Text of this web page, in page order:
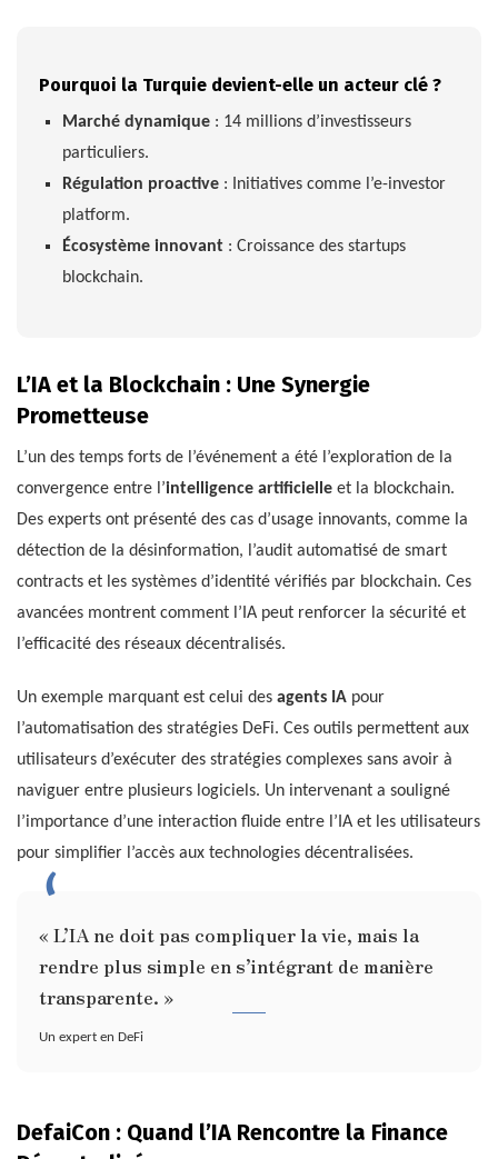
Pourquoi la Turquie devient-elle un acteur clé ?
Marché dynamique: 14 millions d’investisseurs
particuliers.
Régulation proactive: Initiatives comme l’e-investor
platform.
Écosystème innovant: Croissance des startups
blockchain.
L’IA et la Blockchain : Une Synergie
Prometteuse
L’un des temps forts de l’événement a été l’exploration de la
convergence entre l’intelligence artificielle et la blockchain.
Des experts ont présenté des cas d’usage innovants, comme la
détection de la désinformation, l’audit automatisé de smart
contracts et les systèmes d’identité vérifiés par blockchain. Ces
avancées montrent comment l’IA peut renforcer la sécurité et
l’efficacité des réseaux décentralisés.
Un exemple marquant est celui des agents IA pour
l’automatisation des stratégies DeFi. Ces outils permettent aux
utilisateurs d’exécuter des stratégies complexes sans avoir à
naviguer entre plusieurs logiciels. Un intervenant a souligné
l’importance d’une interaction fluide entre l’IA et les utilisateurs
pour simplifier l’accès aux technologies décentralisées.
« L’IA ne doit pas compliquer la vie, mais la
rendre plus simple en s’intégrant de manière
transparente. »
Un expert en DeFi
DefaiCon : Quand l’IA Rencontre la Finance